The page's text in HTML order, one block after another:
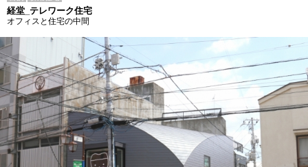
経堂_テレワーク住宅
オフィスと住宅の中間